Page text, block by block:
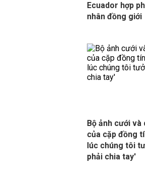
Ecuador hợp
nhân đồng giới
Bộ ảnh cưới và
của cặp đồng
lúc chúng tôi
phải chia tay'